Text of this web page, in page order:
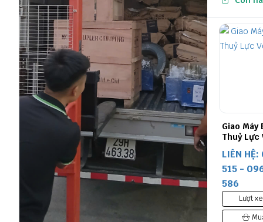
Giao Máy
Thuỷ Lực
Bình
LIÊN
515 -
586
Lượt